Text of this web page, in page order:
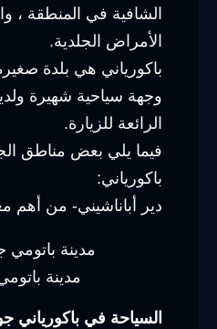
الشافية في المنطقة ،
الأمراض الجلدية.
باكورياني هي بلدة
وجهة سياحية شهيرة
الرائعة للزيارة.
فيما يلي بعض مناطق
باكورياني:
دير أباناشيني- من أهم
مدينة
السياحة في باكورياني